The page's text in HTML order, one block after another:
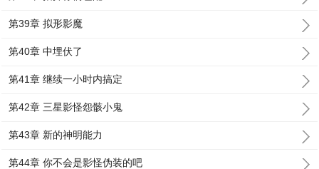
第39章 拟形影魔
第40章 中埋伏了
第41章 继续一小时内搞定
第42章 三星影怪怨骸小鬼
第43章 新的神明能力
第44章 你不会是影怪伪装的吧